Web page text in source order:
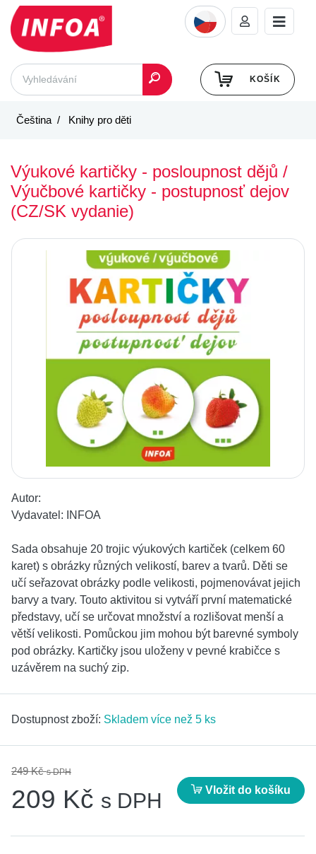
KOŠÍK
Čeština Knihy pro děti
Výukové kartičky - posloupnost dějů /
Výučbové kartičky - postupnosť dejov
(CZ/SK vydanie)
Autor:
Vydavatel:
INFOA
Sada obsahuje 20 trojic výukových kartiček (celkem 60
karet) s obrázky různých velikostí, barev a tvarů. Děti se
učí seřazovat obrázky podle velikosti, pojmenovávat jejich
barvy a tvary. Touto aktivitou si vytváří první matematické
představy, učí se určovat množství a rozlišovat menší a
větší velikosti. Pomůckou jim mohou být barevné symboly
pod obrázky. Kartičky jsou uloženy v pevné krabičce s
uzávěrem na suchý zip.
Dostupnost zboží: Skladem více než 5 ks
249 Kčs DPH
209 Kč s DPH Vložit do košíku